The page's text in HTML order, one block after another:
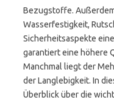
Bezugstoffe.
Wasserfestigkeit,
Sicherheitsaspekte
garantiert eine höhere
Manchmal liegt der
der Langlebigkeit. In
Überblick über die